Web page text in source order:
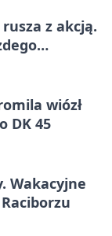
z akcją.
wiózł
DK 45
Wakacyjne